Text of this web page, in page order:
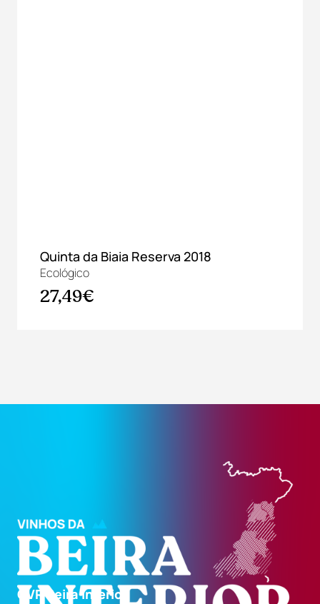
Quinta da Biaia Reserva 2018
Ecológico
27,49€
CVR Beira Interior